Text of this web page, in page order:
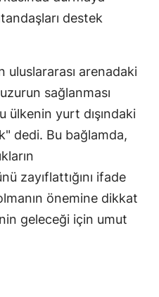
destek
uluslararası arenadaki
sağlanması
yurt dışındaki
dedi. Bu bağlamda,
zayıflattığını ifade
önemine dikkat
geleceği için umut